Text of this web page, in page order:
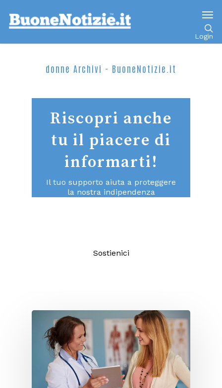
Login
donne Archivi - BuoneNotizie.it
Riscopri anche
tu il piacere di
informarti!
Il tuo supporto aiuta a proteggere
la nostra indipendenza
Sostienici